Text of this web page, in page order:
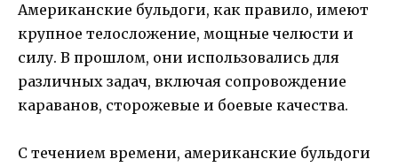
Американские бульдоги, как правило, имеют
крупное телосложение, мощные челюсти и
силу. В прошлом, они использовались для
различных задач, включая сопровождение
караванов, сторожевые и боевые качества.
С течением времени, американские бульдоги